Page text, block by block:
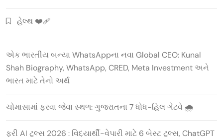
હેલ્થ ❤️‍🩹
એક ભારતીય બન્યા WhatsAppના નવા Global CEO: Kunal
Shah Biography, WhatsApp, CRED, Meta Investment અને
ભારત માટે તેનો અર્થ
ચોમાસામાં ફરવા જેવા સ્થળ: ગુજરાતના 7 ધોધ-હિલ ગેટવે 🌧️
ફ્રી AI ટૂલ્સ 2026 : વિદ્યાર્થી-વેપારી માટે 6 બેસ્ટ ટૂલ્સ, ChatGPT